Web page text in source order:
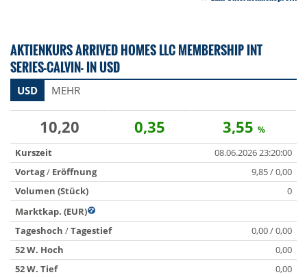
AKTIENKURS ARRIVED HOMES LLC MEMBERSHIP INT
SERIES-CALVIN- IN USD
USD MEHR
10,20 0,35 3,55 %
Kurszeit
08.06.2026 23:20:00
Vortag/ Eröffnung
9,85 / 0,00
Volumen (Stück)
0
Marktkap. (EUR)
Tageshoch /Tagestief
0,00 / 0,00
52 W. Hoch
0,00
52 W. Tief
0,00